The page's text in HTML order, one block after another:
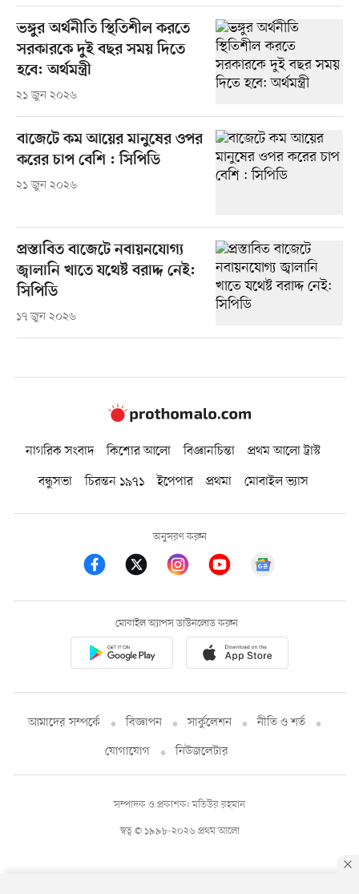
ভঙ্গুর অর্থনীতি স্থিতিশীল করতে
সরকারকে দুই বছর সময় দিতে
হবে: অর্থমন্ত্রী
২১ জুন ২০২৬
বাজেটে কম আয়ের মানুষের ওপর
করের চাপ বেশি : সিপিডি
২১ জুন ২০২৬
প্রস্তাবিত বাজেটে নবায়নযোগ্য
জ্বালানি খাতে যথেষ্ট বরাদ্দ নেই:
সিপিডি
১৭ জুন ২০২৬
নাগরিক সংবাদ কিশোর আলো বিজ্ঞানচিন্তা
প্রথম আলো ট্রাস্ট
বন্ধুসভা
চিরন্তন ১৯৭১ ইপেপার প্রথমা মোবাইল ভ্যাস
অনুসরণ করুন
মোবাইল অ্যাপস ডাউনলোড করুন
আমাদের সম্পর্কে বিজ্ঞাপন সার্কুলেশন
নীতি ও শর্ত
যোগাযোগ
নিউজলেটার
স্বত্ব © ১৯৯৮-২০২৬ প্রথম আলো
সম্পাদক ও প্রকাশক: মতিউর রহমান